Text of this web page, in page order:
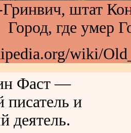
штат
Город, где умер
wiki/
Фаст —
писатель и
деятель.